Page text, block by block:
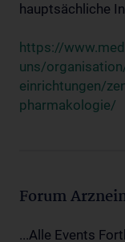
hauptsächliche
https://
uns/
einrichtungen/
pharmakologie/
Forum
...Alle Events